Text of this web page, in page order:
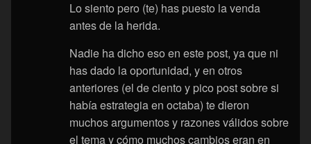
Lo siento pero (te) has puesto la venda
antes de la herida.
Nadie ha dicho eso en este post, ya que ni
has dado la oportunidad, y en otros
anteriores (el de ciento y pico post sobre si
había estrategia en octaba) te dieron
muchos argumentos y razones válidos sobre
el tema y cómo muchos cambios eran en